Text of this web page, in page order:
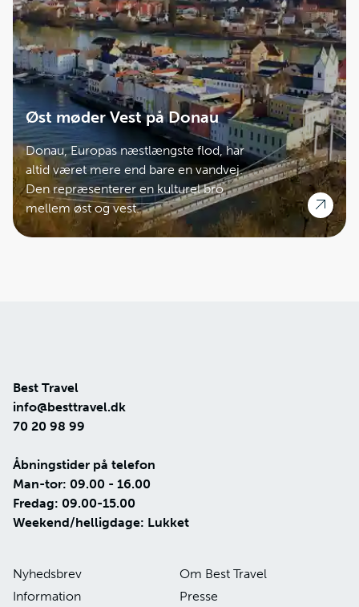
Øst møder Vest på Donau
Donau, Europas næstlængste flod, har
altid været mere end bare en vandvej.
Den repræsenterer en kulturel bro
mellem øst og vest.
Best Travel
info@besttravel.dk
70 20 98 99
Åbningstider på telefon
Man-tor: 09.00 - 16.00
Fredag: 09.00-15.00
Weekend/helligdage: Lukket
Nyhedsbrev
Om Best Travel
Information
Presse